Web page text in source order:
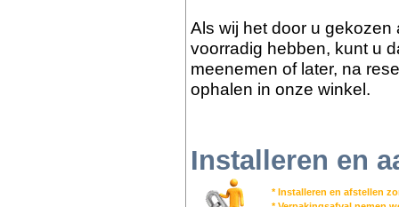
Als wij het door u gekozen
voorradig hebben, kunt u
meenemen of later, na
ophalen in onze winkel.
Installeren en
* Installeren en afstellen